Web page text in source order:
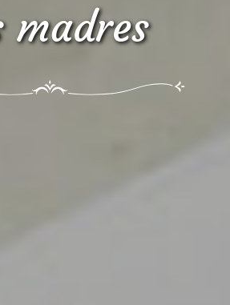
madres